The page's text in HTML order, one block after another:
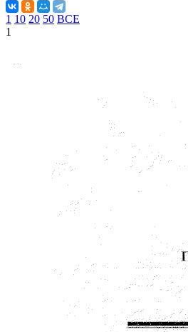
1 10 20 50 ВСЕ
1